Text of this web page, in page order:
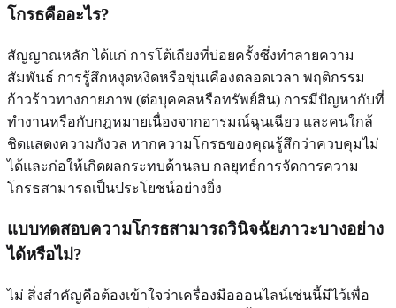
โกรธคืออะไร?
สัญญาณหลัก ได้แก่ การโต้เถียงที่บ่อยครั้งซึ่งทำลายความ
สัมพันธ์ การรู้สึกหงุดหงิดหรือขุ่นเคืองตลอดเวลา พฤติกรรม
ก้าวร้าวทางกายภาพ (ต่อบุคคลหรือทรัพย์สิน) การมีปัญหากับที่
ทำงานหรือกับกฎหมายเนื่องจากอารมณ์ฉุนเฉียว และคนใกล้
ชิดแสดงความกังวล หากความโกรธของคุณรู้สึกว่าควบคุมไม่
ได้และก่อให้เกิดผลกระทบด้านลบ กลยุทธ์การจัดการความ
โกรธสามารถเป็นประโยชน์อย่างยิ่ง
แบบทดสอบความโกรธสามารถวินิจฉัยภาวะบางอย่าง
ได้หรือไม่?
ไม่ สิ่งสำคัญคือต้องเข้าใจว่าเครื่องมือออนไลน์เช่นนี้มีไว้เพื่อ